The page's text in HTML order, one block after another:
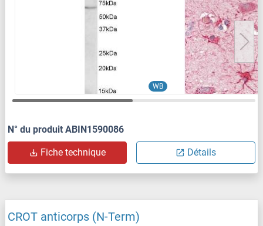
WB
N° du produit ABIN1590086
Fiche technique Détails
CROT anticorps (N-Term)